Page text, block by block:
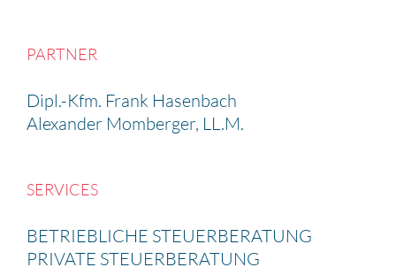
PARTNER
Dipl.-Kfm. Frank Hasen­bach
Alexander Momberger, LL.M.
SERVICES
BETRIEB­LICHE STEUER­BE­RA­TUNG
PRIVATE STEUER­BE­RA­TUNG